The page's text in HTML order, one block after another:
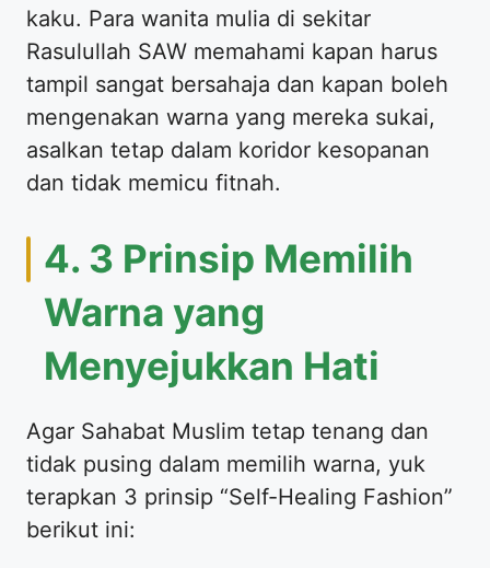
kaku. Para wanita mulia di sekitar
Rasulullah SAW memahami kapan harus
tampil sangat bersahaja dan kapan boleh
mengenakan warna yang mereka sukai,
asalkan tetap dalam koridor kesopanan
dan tidak memicu fitnah.
​4. 3 Prinsip Memilih
Warna yang
Menyejukkan Hati
​Agar Sahabat Muslim tetap tenang dan
tidak pusing dalam memilih warna, yuk
terapkan 3 prinsip “Self-Healing Fashion”
berikut ini: